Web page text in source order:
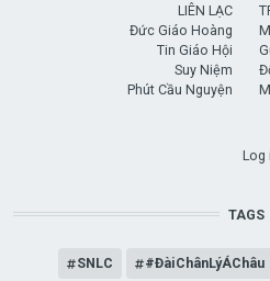
LIÊN LẠC
Đức Giáo Hoàng
Tin Giáo Hội
Suy Niệm
Phút Cầu Nguyện
Log
TAGS
SNLC #ĐàiChânLýÁChâu